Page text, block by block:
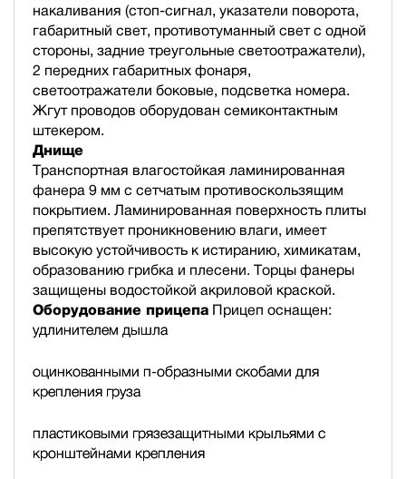
накаливания (стоп-сигнал, указатели поворота,
габаритный свет, противотуманный свет с одной
стороны, задние треугольные светоотражатели),
2 передних габаритных фонаря,
светоотражатели боковые, подсветка номера.
Жгут проводов оборудован семиконтактным
штекером.
Днище
Транспортная влагостойкая ламинированная
фанера 9 мм с сетчатым противоскользящим
покрытием. Ламинированная поверхность плиты
препятствует проникновению влаги, имеет
высокую устойчивость к истиранию, химикатам,
образованию грибка и плесени. Торцы фанеры
защищены водостойкой акриловой краской.
Оборудование прицепа Прицеп оснащен:
удлинителем дышла
оцинкованными п-образными скобами для
крепления груза
пластиковыми грязезащитными крыльями с
кронштейнами крепления